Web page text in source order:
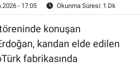
- 17:05 Okunma Süresi: 1 Dk
konuşan
kandan elde edilen
fabrikasında